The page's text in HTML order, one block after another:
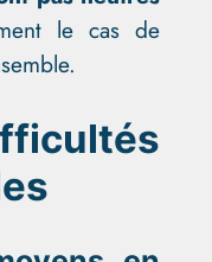
le cas de